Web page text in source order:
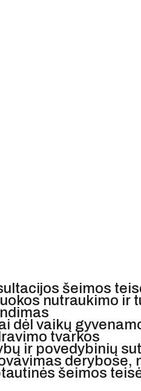
šeimos
nutraukimo ir
dėl vaikų
tvarkos
ir povedybinių
derybose,
šeimos